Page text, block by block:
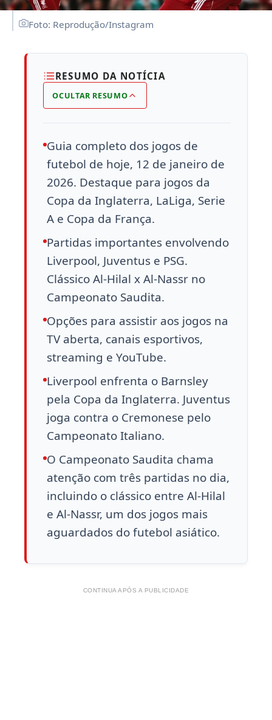
Foto: Reprodução/Instagram
RESUMO DA NOTÍCIA
OCULTAR RESUMO
Guia completo dos jogos de
futebol de hoje, 12 de janeiro de
2026. Destaque para jogos da
Copa da Inglaterra, LaLiga, Serie
A e Copa da França.
Partidas importantes envolvendo
Liverpool, Juventus e PSG.
Clássico Al-Hilal x Al-Nassr no
Campeonato Saudita.
Opções para assistir aos jogos na
TV aberta, canais esportivos,
streaming e YouTube.
Liverpool enfrenta o Barnsley
pela Copa da Inglaterra. Juventus
joga contra o Cremonese pelo
Campeonato Italiano.
O Campeonato Saudita chama
atenção com três partidas no dia,
incluindo o clássico entre Al-Hilal
e Al-Nassr, um dos jogos mais
aguardados do futebol asiático.
CONTINUA APÓS A PUBLICIDADE